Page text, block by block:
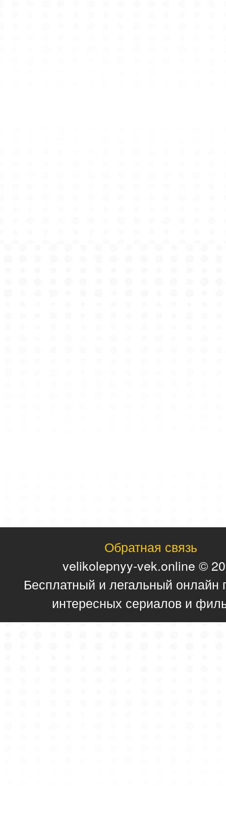
Обратная связь
velikolepnyy-vek.online ©
Бесплатный и легальный онлайн
интересных сериалов и